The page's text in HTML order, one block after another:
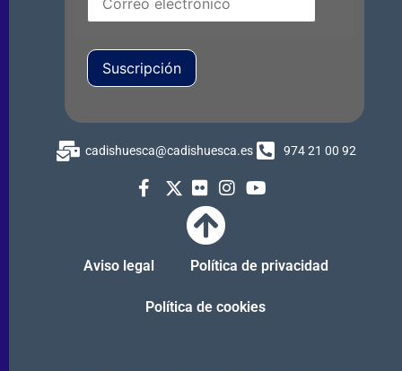
Suscripción
cadishuesca@cadishuesca.es 974 21 00 92
Aviso legal Política de privacidad
Política de cookies